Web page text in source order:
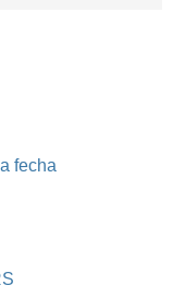
fecha